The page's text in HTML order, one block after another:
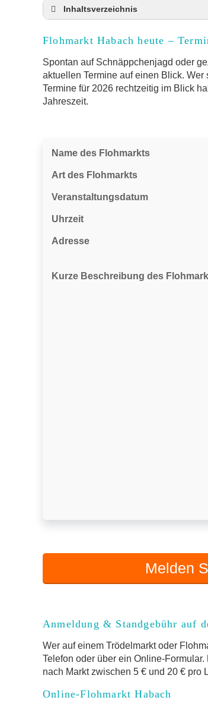
Inhaltsverzeichnis
Anmeldung & Standgebühr auf
Online-Flohmarkt Habach
Welche Trödelmarkt-Typen gibt
Aktuelle Flohmarkt-Termine für
Flohmarkt Habach heute –
Spontan auf Schnäppchenjagd oder
aktuellen Termine auf einen Blick.
Termine für 2026 rechtzeitig im Blick
Jahreszeit.
Name des Flohmarkts
Art des Flohmarkts
Veranstaltungsdatum
Uhrzeit
Adresse
Kurze Beschreibung des
Melden
Anmeldung & Standgebühr auf
Wer auf einem Trödelmarkt oder
Telefon oder über ein Online-
nach Markt zwischen 5 € und 20 € pro
Online-Flohmarkt Habach